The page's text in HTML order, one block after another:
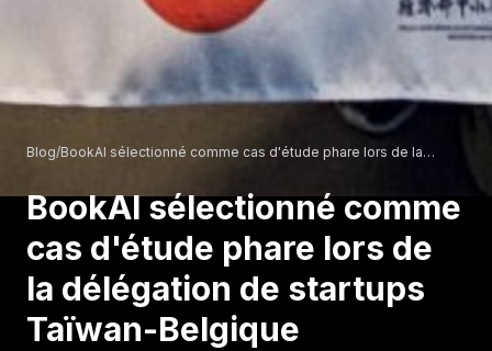
Blog/BookAI sélectionné comme cas d'étude phare lors de la
BookAI sélectionné comme
cas d'étude phare lors de
la délégation de startups
Taïwan-Belgique